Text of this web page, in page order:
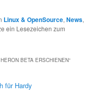
Linux & OpenSource,News,
ein Lesezeichen zum
BETA ERSCHIENEN“
für Hardy